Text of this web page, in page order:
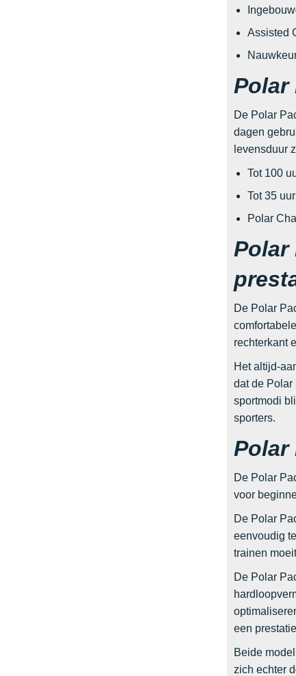
Assisted
Polar
De Polar
dagen
levensduur
Tot 100
Tot 35
Polar
Polar
De Polar
rechterkant
Het altijd-
dat de Polar
sportmodi
sporters.
Polar
De Polar
voor
De Polar
eenvoudig
trainen
De Polar
een
Beide
zich echter